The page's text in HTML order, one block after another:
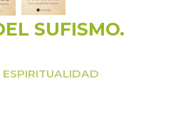
SUFISMO.